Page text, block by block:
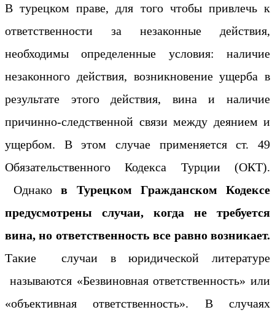
В турецком праве, для того чтобы привлечь к
ответственности за незаконные действия,
необходимы определенные условия: наличие
незаконного действия, возникновение ущерба в
результате этого действия, вина и наличие
причинно-следственной связи между деянием и
ущербом. В этом случае применяется ст. 49
Обязательственного Кодекса Турции (ОКТ).
Однаков Турецком Гражданском Кодексе
предусмотрены случаи, когда не требуется
вина, но ответственность все равно возникает.
Такие случаи в юридической литературе
называются «Безвиновная ответственность» или
«объективная ответственность». В случаях